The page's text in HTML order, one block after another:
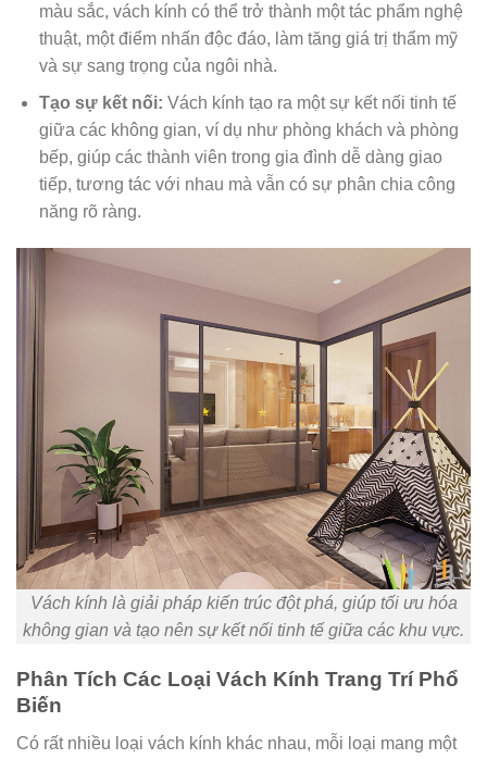
màu sắc, vách kính có thể trở thành một tác phẩm nghệ
thuật, một điểm nhấn độc đáo, làm tăng giá trị thẩm mỹ
và sự sang trọng của ngôi nhà.
Tạo sự kết nối: Vách kính tạo ra một sự kết nối tinh tế
giữa các không gian, ví dụ như phòng khách và phòng
bếp, giúp các thành viên trong gia đình dễ dàng giao
tiếp, tương tác với nhau mà vẫn có sự phân chia công
năng rõ ràng.
Vách kính là giải pháp kiến trúc đột phá, giúp tối ưu hóa
không gian và tạo nên sự kết nối tinh tế giữa các khu vực.
Phân Tích Các Loại Vách Kính Trang Trí Phổ
Biến
Có rất nhiều loại vách kính khác nhau, mỗi loại mang một